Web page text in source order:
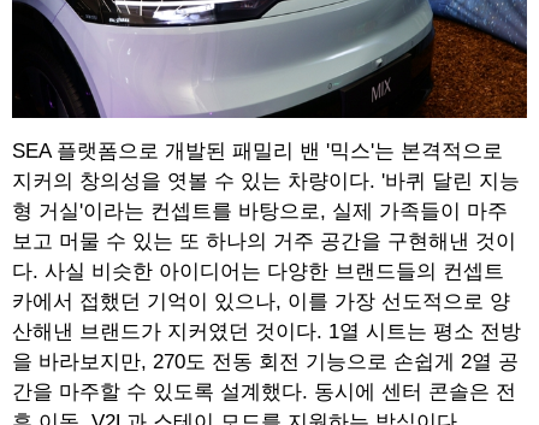
SEA 플랫폼으로 개발된 패밀리 밴 '믹스'는 본격적으로
지커의 창의성을 엿볼 수 있는 차량이다. '바퀴 달린 지능
형 거실'이라는 컨셉트를 바탕으로, 실제 가족들이 마주
보고 머물 수 있는 또 하나의 거주 공간을 구현해낸 것이
다. 사실 비슷한 아이디어는 다양한 브랜드들의 컨셉트
카에서 접했던 기억이 있으나, 이를 가장 선도적으로 양
산해낸 브랜드가 지커였던 것이다. 1열 시트는 평소 전방
을 바라보지만, 270도 전동 회전 기능으로 손쉽게 2열 공
간을 마주할 수 있도록 설계했다. 동시에 센터 콘솔은 전